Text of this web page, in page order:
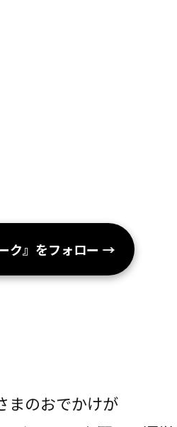
ク』をフォロー →
まのおでかけが